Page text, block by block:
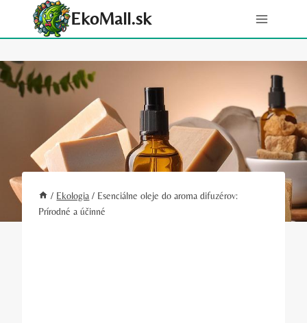
EkoMall.sk
/ Ekologia / Esenciálne oleje do aroma difuzérov:
Prírodné a účinné